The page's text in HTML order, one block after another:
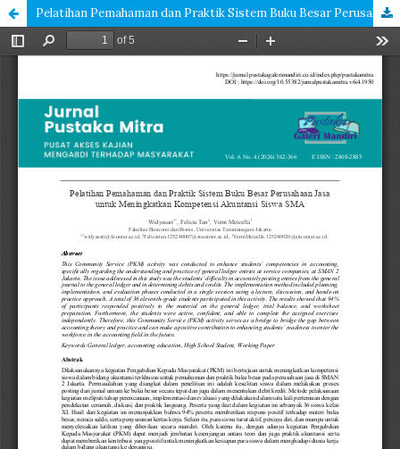
Pelatihan Pemahaman dan Praktik Sistem Buku Besar Perusahaan Jasa untuk Meningkatkan Kompetensi Akuntansi Siswa SMA